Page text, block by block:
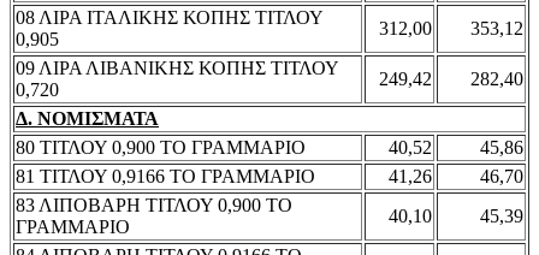
08 ΛΙΡΑ ΙΤΑΛΙΚΗΣ ΚΟΠΗΣ ΤΙΤΛΟΥ
0,905
312,00
353,12
09 ΛΙΡΑ ΛΙΒΑΝΙΚΗΣ ΚΟΠΗΣ ΤΙΤΛΟΥ
0,720
249,42
282,40
Δ. ΝΟΜΙΣΜΑΤΑ
80 ΤΙΤΛΟΥ 0,900 ΤΟ ΓΡΑΜΜΑΡΙΟ
40,52
45,86
81 ΤΙΤΛΟΥ 0,9166 ΤΟ ΓΡΑΜΜΑΡΙΟ
41,26
46,70
83 ΛΙΠΟΒΑΡΗ ΤΙΤΛΟΥ 0,900 ΤΟ
ΓΡΑΜΜΑΡΙΟ
40,10
45,39